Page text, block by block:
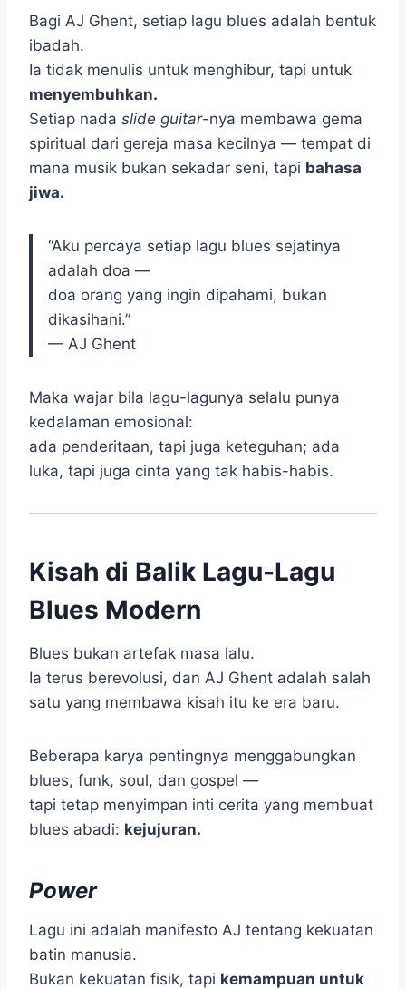
Bagi AJ Ghent, setiap lagu blues adalah bentuk
ibadah.
Ia tidak menulis untuk menghibur, tapi untuk
menyembuhkan.
Setiap nada slide guitar-nya membawa gema
spiritual dari gereja masa kecilnya — tempat di
mana musik bukan sekadar seni, tapi bahasa
jiwa.
“Aku percaya setiap lagu blues sejatinya
adalah doa —
doa orang yang ingin dipahami, bukan
dikasihani.”
— AJ Ghent
Maka wajar bila lagu-lagunya selalu punya
kedalaman emosional:
ada penderitaan, tapi juga keteguhan; ada
luka, tapi juga cinta yang tak habis-habis.
Kisah di Balik Lagu-Lagu
Blues Modern
Blues bukan artefak masa lalu.
Ia terus berevolusi, dan AJ Ghent adalah salah
satu yang membawa kisah itu ke era baru.
Beberapa karya pentingnya menggabungkan
blues, funk, soul, dan gospel —
tapi tetap menyimpan inti cerita yang membuat
blues abadi: kejujuran.
Power
Lagu ini adalah manifesto AJ tentang kekuatan
batin manusia.
Bukan kekuatan fisik, tapi kemampuan untuk